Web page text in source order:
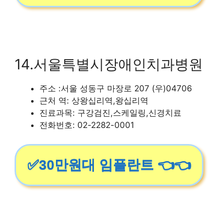
14.서울특별시장애인치과병원
주소 :서울 성동구 마장로 207 (우)04706
근처 역: 상왕십리역,왕십리역
진료과목: 구강검진,스케일링,신경치료
전화번호: 02-2282-0001
✅30만원대 임플란트 👈👈